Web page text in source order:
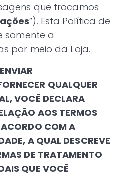
que trocamos
”). Esta Política de
somente a
por meio da Loja.
QUALQUER
VOCÊ DECLARA
AOS TERMOS
ACORDO COM A
A QUAL DESCREVE
DE TRATAMENTO
QUE VOCÊ